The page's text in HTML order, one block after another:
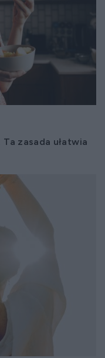
zasada ułatwia